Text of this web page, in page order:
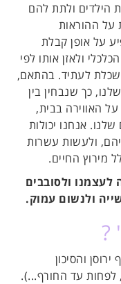
הילדים ולתת להם
ההוראות
על אופן קבלת
ולאזן אותו לפי
לעתיד. בהתאם,
כך שנבחין בין
האווירה בבית,
אנחנו יכולות
ולעשות עשרות
מירוץ החיים.
לעצמנו ולסובבים
ולנשום עמוק.
?
והסיכון
לפחות עד החורף...).